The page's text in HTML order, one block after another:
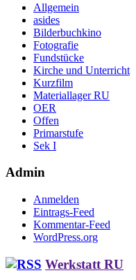
Allgemein
asides
Bilderbuchkino
Fotografie
Fundstücke
Kirche und Unterricht
Kurzfilm
Materiallager RU
OER
Offen
Primarstufe
Sek I
Admin
Anmelden
Eintrags-Feed
Kommentar-Feed
WordPress.org
Werkstatt RU